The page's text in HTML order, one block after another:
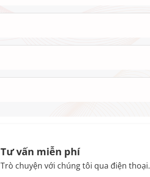
Tư vấn miễn phí
Trò chuyện với chúng tôi qua điện thoại.